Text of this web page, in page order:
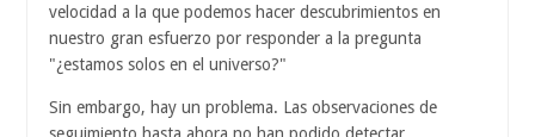
velocidad a la que podemos hacer descubrimientos en
nuestro gran esfuerzo por responder a la pregunta
"¿estamos solos en el universo?"
Sin embargo, hay un problema. Las observaciones de